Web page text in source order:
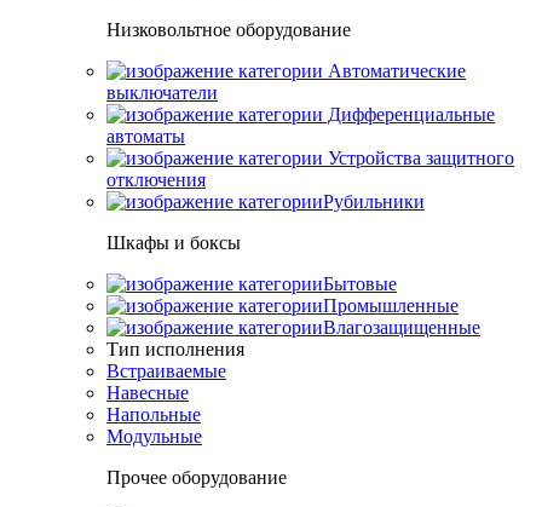
Низковольтное оборудование
Автоматические
выключатели
Дифференциальные
автоматы
Устройства защитного
отключения
Рубильники
Шкафы и боксы
Бытовые
Промышленные
Влагозащищенные
Тип исполнения
Встраиваемые
Навесные
Напольные
Модульные
Прочее оборудование